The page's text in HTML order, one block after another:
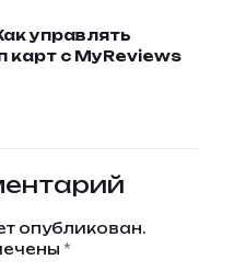
управлять
карт с MyReviews
опубликован.
*